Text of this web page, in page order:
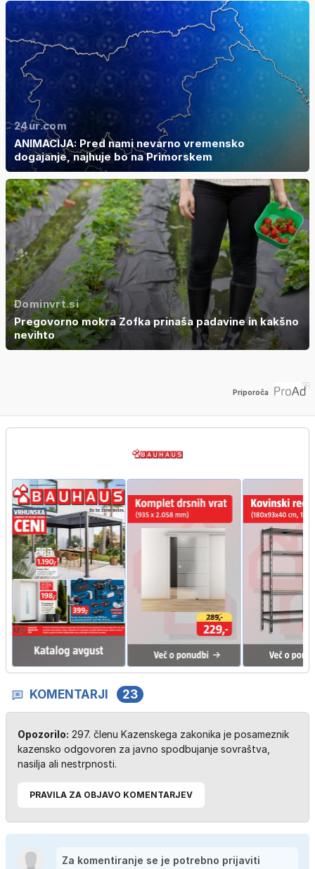
24ur.com
ANIMACIJA: Pred nami nevarno vremensko
dogajanje, najhuje bo na Primorskem
Dominvrt.si
Pregovorno mokra Zofka prinaša padavine in kakšno
nevihto
Priporoča
KOMENTARJI 23
Opozorilo: 297. členu Kazenskega zakonika je posameznik
kazensko odgovoren za javno spodbujanje sovraštva,
nasilja ali nestrpnosti.
PRAVILA ZA OBJAVO KOMENTARJEV